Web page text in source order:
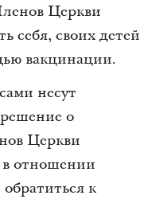
Церкви
себя, своих детей
вакцинации.
несут
решение о
Церкви
в отношении
к